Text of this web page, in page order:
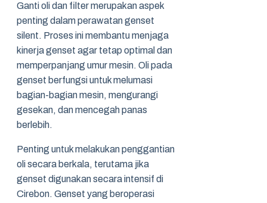
Ganti oli dan filter merupakan aspek
penting dalam perawatan genset
silent. Proses ini membantu menjaga
kinerja genset agar tetap optimal dan
memperpanjang umur mesin. Oli pada
genset berfungsi untuk melumasi
bagian-bagian mesin, mengurangi
gesekan, dan mencegah panas
berlebih.
Penting untuk melakukan penggantian
oli secara berkala, terutama jika
genset digunakan secara intensif di
Cirebon. Genset yang beroperasi